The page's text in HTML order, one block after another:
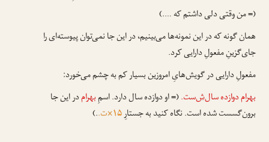
(= من وقتی دلی داشتم که ….)
همان گونه که در این نمونه‌ها می‌بینیم، در این جا نمی‌توان پیوسته‌ای را
جای‌گزینِ مفعولِ دارایی کرد.
مفعولِ دارایی در گویش‌هایِ امروزین بسیار کم به چشم می‌خورد:
بهرام دوازده سال‌ش‌ست.(= او دوازده سال دارد. اسمِبهرامدر این جا
برون‌گسست شده است. نگاه کنید به جستارِ۱۵×ت. .)